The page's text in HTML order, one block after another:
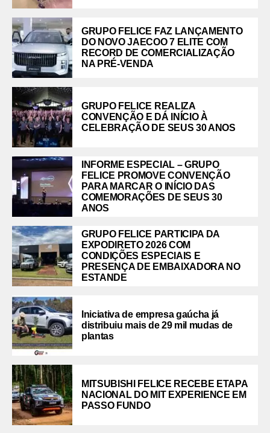
GRUPO FELICE FAZ LANÇAMENTO
DO NOVO JAECOO 7 ELITE COM
RECORD DE COMERCIALIZAÇÃO
NA PRÉ-VENDA
GRUPO FELICE REALIZA
CONVENÇÃO E DÁ INÍCIO À
CELEBRAÇÃO DE SEUS 30 ANOS
INFORME ESPECIAL – GRUPO
FELICE PROMOVE CONVENÇÃO
PARA MARCAR O INÍCIO DAS
COMEMORAÇÕES DE SEUS 30
ANOS
GRUPO FELICE PARTICIPA DA
EXPODIRETO 2026 COM
CONDIÇÕES ESPECIAIS E
PRESENÇA DE EMBAIXADORA NO
ESTANDE
Iniciativa de empresa gaúcha já
distribuiu mais de 29 mil mudas de
plantas
MITSUBISHI FELICE RECEBE ETAPA
NACIONAL DO MIT EXPERIENCE EM
PASSO FUNDO